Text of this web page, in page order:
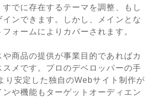
すでに存在するテーマを調整、もし
インできます。しかし、メインとな
ォームによりカバーされます。
商品の提供が事業目的であればカ
スメです。プロのデベロッパーの手
り安定した独自のWebサイト制作が
や機能もターゲットオーディエン